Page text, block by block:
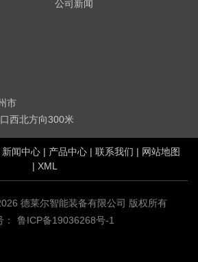
公司新闻
市
西北方向300米
新闻中心 | 产品中心 | 联系我们 | 网站地图
| XML
德莱尔智能装备有限公司 版权所有
鲁ICP备19036268号-1